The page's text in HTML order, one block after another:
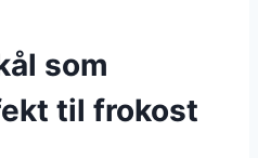
som
til frokost